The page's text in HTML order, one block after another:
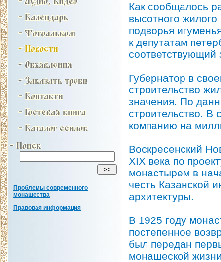
Проблемы современного
монашества
Правовая информация
Как сообщалось
высотного
подворья
к депутатам
соответствующий
Губернатор в
строительство
значения. По
строительство. В
компанию на
Воскресенский
XIX века по
монастырем в
честь Казанской
архитектуры.
В 1925 году
постепенное
был передан
монашеской